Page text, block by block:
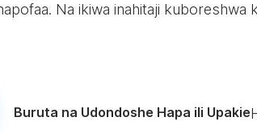
Na ikiwa inahitaji
Buruta na Udondoshe Hapa ili Upakie